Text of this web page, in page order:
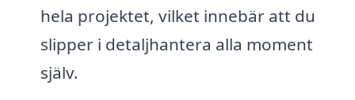
hela projektet, vilket innebär att du
slipper i detaljhantera alla moment
själv.